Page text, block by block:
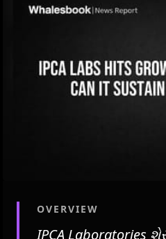
OVERVIEW
IPCA Laboratories